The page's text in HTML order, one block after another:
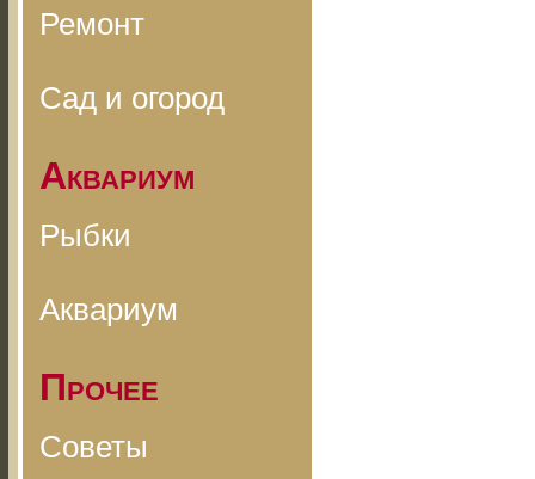
Ремонт
Сад и огород
Аквариум
Рыбки
Аквариум
Прочее
Советы